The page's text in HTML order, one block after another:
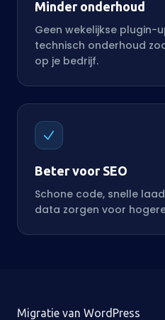
Minder onderhoud
Geen wekelijkse plugin-
technisch onderhoud
op je bedrijf.
Beter voor SEO
Schone code, snelle
data zorgen voor
Migratie van WordPress